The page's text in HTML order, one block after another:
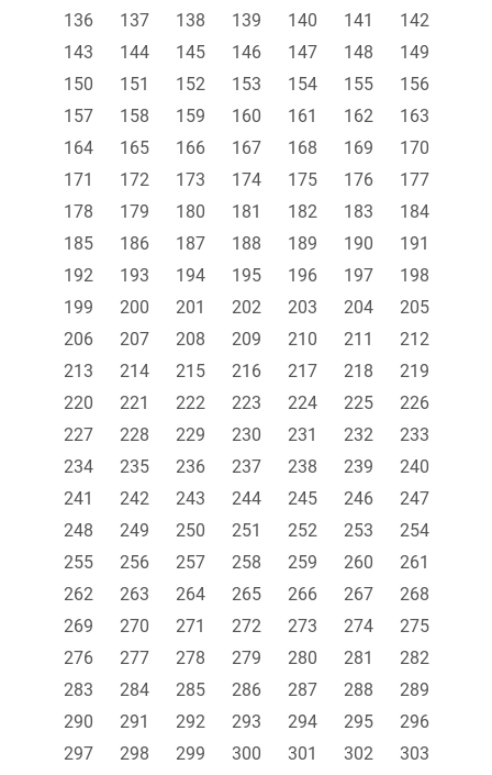
136
137 138 139 140 141
142
143
144 145 146 147 148
149
150
151 152 153 154 155
156
157
158 159 160 161 162
163
164
165 166 167 168 169
170
171
172 173 174 175 176
177
178
179 180 181 182 183
184
185
186 187 188 189 190
191
192
193 194 195 196 197
198
199
200 201 202 203 204
205
206
207 208 209 210 211
212
213
214 215 216 217 218
219
220
221 222 223 224 225
226
227
228 229 230 231 232
233
234
235 236 237 238 239
240
241
242 243 244 245 246
247
248
249 250 251 252 253
254
255
256 257 258 259 260
261
262
263 264 265 266 267
268
269
270 271 272 273 274
275
276
277 278 279 280 281
282
283
284 285 286 287 288
289
290
291 292 293 294 295
296
297
298 299 300 301 302
303